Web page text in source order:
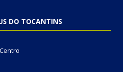
DO TOCANTINS